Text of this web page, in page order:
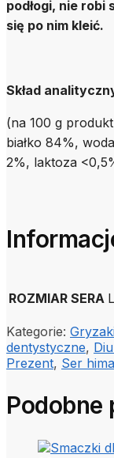
podłogi, nie robi
się po nim kleić.
Skład
(na 100 g
białko 84%,
2%, laktoza
ROZMIAR SERA L
Kategorie:
dentystyczne,
Prezent, Ser
Podobne